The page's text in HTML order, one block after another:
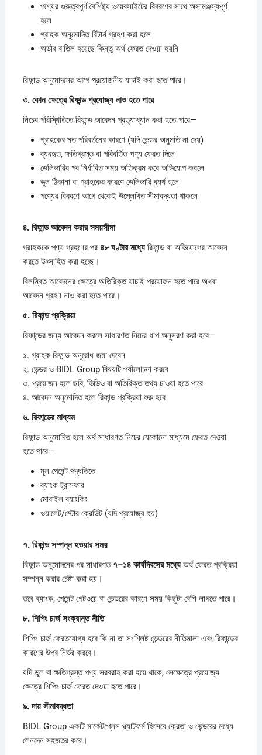
পণ্যের গুরুত্বপূর্ণ বৈশিষ্ট্য ওয়েবসাইটের বিবরণের সাথে অসামঞ্জস্যপূর্ণ
হলে
গ্রাহক অনুমোদিত রিটার্ন গ্রহণ করা হলে
অর্ডার বাতিল হয়েছে কিন্তু অর্থ ফেরত দেওয়া হয়নি
রিফান্ড অনুমোদনের আগে প্রয়োজনীয় যাচাই করা হতে পারে।
৩. কোনক্ষেত্রেরিফান্ডপ্রযোজ্যনাওহতেপারে
নিচের পরিস্থিতিতে রিফান্ড আবেদন প্রত্যাখ্যান করা হতে পারে—
গ্রাহকের মত পরিবর্তনের কারণে (যদি ভেন্ডর অনুমতি না দেয়)
ব্যবহৃত, ক্ষতিগ্রস্ত বা পরিবর্তিত পণ্য ফেরত দিলে
ডেলিভারির পর নির্ধারিত সময় অতিক্রম করে অভিযোগ করলে
ভুল ঠিকানা বা গ্রাহকের কারণে ডেলিভারি ব্যর্থ হলে
পণ্যের বিবরণে আগে থেকেই উল্লেখিত সীমাবদ্ধতা থাকলে
৪. রিফান্ডআবেদনকরারসময়সীমা
গ্রাহককে পণ্য গ্রহণের পর ৪৮ঘণ্টারমধ্যেরিফান্ড বা অভিযোগের আবেদন
করতে উৎসাহিত করা হচ্ছে।
বিলম্বিত আবেদনের ক্ষেত্রে অতিরিক্ত যাচাই প্রয়োজন হতে পারে অথবা
আবেদন গ্রহণ নাও করা হতে পারে।
৫. রিফান্ডপ্রক্রিয়া
রিফান্ডের জন্য আবেদন করলে সাধারণত নিচের ধাপ অনুসরণ করা হবে—
১. গ্রাহক রিফান্ড অনুরোধ জমা দেবেন
২. ভেন্ডর ও BIDL Group বিষয়টি পর্যালোচনা করবে
৩. প্রয়োজন হলে ছবি, ভিডিও বা অতিরিক্ত তথ্য চাওয়া হতে পারে
৪. আবেদন অনুমোদিত হলে রিফান্ড প্রক্রিয়া শুরু হবে
৬. রিফান্ডেরমাধ্যম
রিফান্ড অনুমোদিত হলে অর্থ সাধারণত নিচের যেকোনো মাধ্যমে ফেরত দেওয়া
হতে পারে—
মূল পেমেন্ট পদ্ধতিতে
ব্যাংক ট্রান্সফার
মোবাইল ব্যাংকিং
ওয়ালেট/স্টোর ক্রেডিট (যদি প্রযোজ্য হয়)
৭. রিফান্ডসম্পন্নহওয়ারসময়
রিফান্ড অনুমোদনের পর সাধারণত ৭–১৪ কার্যদিবসেরমধ্যেঅর্থ ফেরত প্রক্রিয়া
সম্পন্ন করার চেষ্টা করা হয়।
তবে ব্যাংক, পেমেন্ট গেটওয়ে বা ভেন্ডরের কারণে সময় কিছুটা বেশি লাগতে পারে।
৮. শিপিং চার্জসংক্রান্তনীতি
শিপিং চার্জ ফেরতযোগ্য হবে কি না তা সংশ্লিষ্ট ভেন্ডরের নীতিমালা এবং রিফান্ডের
কারণের উপর নির্ভর করবে।
যদি ভুল বা ক্ষতিগ্রস্ত পণ্য সরবরাহ করা হয়ে থাকে, সেক্ষেত্রে প্রযোজ্য
ক্ষেত্রে শিপিং চার্জ ফেরত দেওয়া হতে পারে।
৯.দায়সীমাবদ্ধতা
BIDL Group একটি মার্কেটপ্লেস প্ল্যাটফর্ম হিসেবে ক্রেতা ও ভেন্ডরের মধ্যে
লেনদেন সহজতর করে।